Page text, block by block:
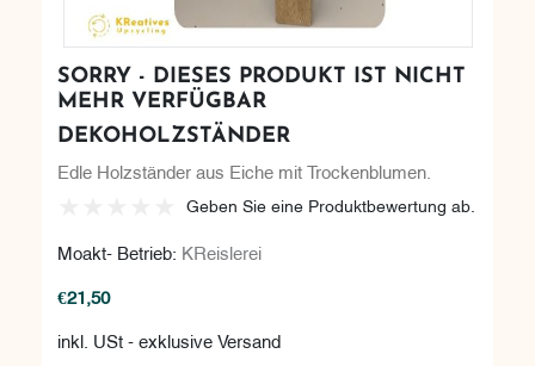
SORRY - DIESES PRODUKT IST NICHT
MEHR VERFÜGBAR
DEKOHOLZSTÄNDER
Edle Holzständer aus Eiche mit Trockenblumen.
Geben Sie eine Produktbewertung ab.
Moakt- Betrieb: KReislerei
€21,50
inkl. USt - exklusive Versand